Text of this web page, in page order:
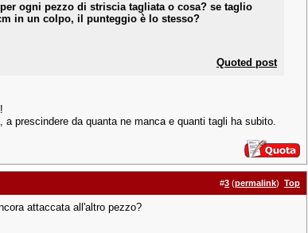
ogni pezzo di striscia tagliata o cosa? se taglio
in un colpo, il punteggio è lo stesso?
Quoted post
prescindere da quanta ne manca e quanti tagli ha subito.
#3 (permalink) Top
attaccata all'altro pezzo?